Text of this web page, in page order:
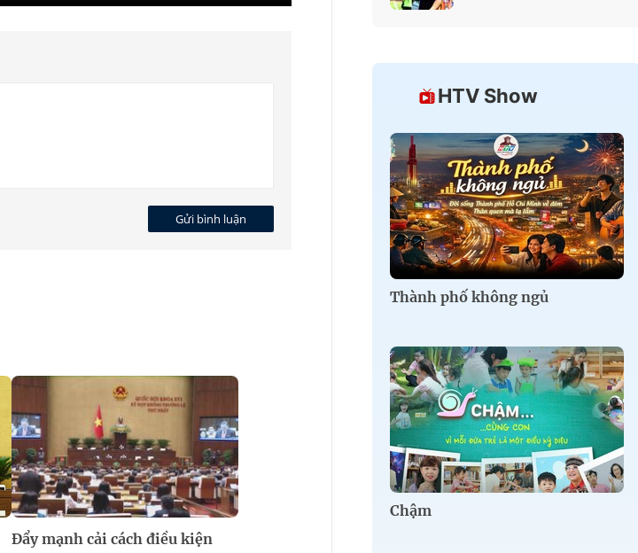
Gửi bình luận
Đẩy mạnh cải cách điều kiện
HTV Show
Thành phố không ngủ
Chậm